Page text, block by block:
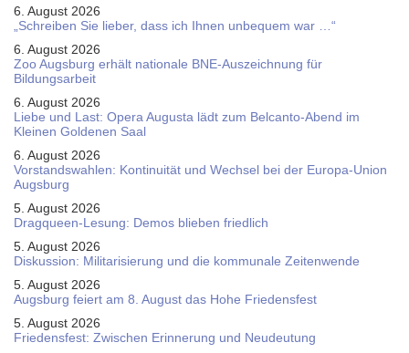
6. August 2026
„Schreiben Sie lieber, dass ich Ihnen unbequem war …“
6. August 2026
Zoo Augsburg erhält nationale BNE-Auszeichnung für
Bildungsarbeit
6. August 2026
Liebe und Last: Opera Augusta lädt zum Belcanto-Abend im
Kleinen Goldenen Saal
6. August 2026
Vorstandswahlen: Kontinuität und Wechsel bei der Europa-Union
Augsburg
5. August 2026
Dragqueen-Lesung: Demos blieben friedlich
5. August 2026
Diskussion: Mi­li­ta­ri­sie­rung und die kommunale Zeitenwende
5. August 2026
Augsburg feiert am 8. August das Hohe Friedensfest
5. August 2026
Friedensfest: Zwischen Erinnerung und Neudeutung